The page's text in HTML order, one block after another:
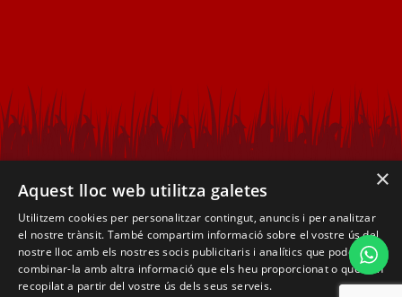
×
Aquest lloc web utilitza galetes
Utilitzem cookies per personalitzar contingut, anuncis i per analitzar
el nostre trànsit. També compartim informació sobre el vostre ús del
nostre lloc amb els nostres socis publicitaris i analítics que poden
combinar-la amb altra informació que els heu proporcionat o que han
recopilat a partir del vostre ús dels seus serveis.